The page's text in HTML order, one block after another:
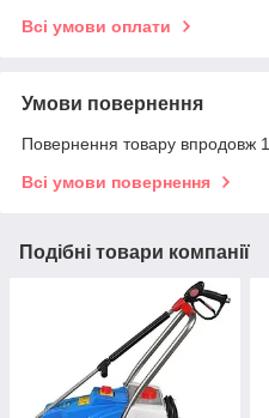
Всі умови оплати
Умови повернення
Повернення товару впродовж
Всі умови повернення
Подібні товари компанії